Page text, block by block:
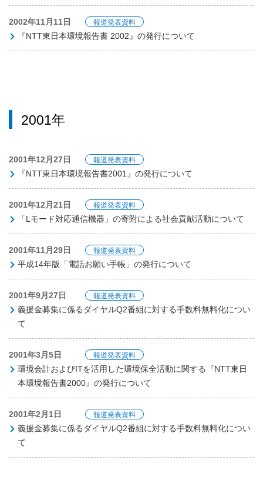
2002年11月11日 報道発表資料
『NTT東日本環境報告書 2002』の発行について
2001年
2001年12月27日 報道発表資料
『NTT東日本環境報告書2001』の発行について
2001年12月21日 報道発表資料
「Lモード対応通信機器」の寄附による社会貢献活動について
2001年11月29日 報道発表資料
平成14年版「電話お願い手帳」の発行について
2001年9月27日 報道発表資料
義援金募集に係るダイヤルQ2番組に対する手数料無料化につい
て
2001年3月5日 報道発表資料
環境会計およびITを活用した環境保全活動に関する『NTT東日
本環境報告書2000』の発行について
2001年2月1日 報道発表資料
義援金募集に係るダイヤルQ2番組に対する手数料無料化につい
て